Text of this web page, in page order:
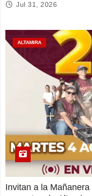
Jul 31, 2026
ALTAMIRA
Invitan a la